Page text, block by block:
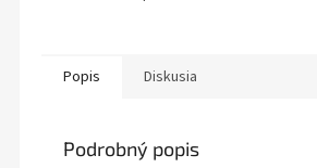
Popis Diskusia
Podrobný popis